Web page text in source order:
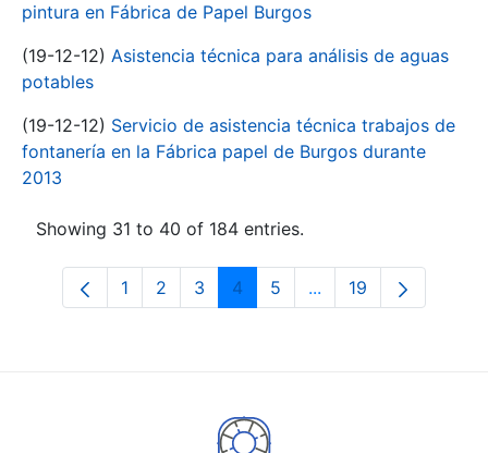
pintura en Fábrica de Papel Burgos
(19-12-12) Asistencia técnica para análisis de aguas
potables
(19-12-12) Servicio de asistencia técnica trabajos de
fontanería en la Fábrica papel de Burgos durante
2013
Showing 31 to 40 of 184 entries.
Page
1 Page
2 Page
3 Page
4 Page
5 ...Intermediate Pages
Page
19